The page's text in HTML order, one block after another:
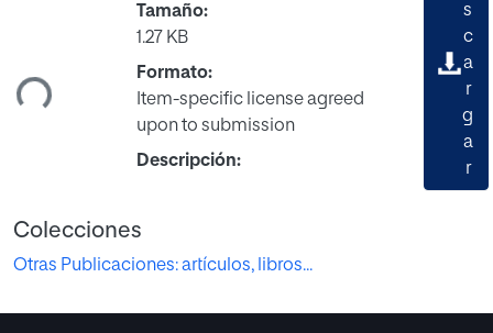
Tamaño:
1.27 KB
Formato:
Item-specific license agreed
upon to submission
Descripción:
s
c
a
r
g
a
r
Colecciones
Otras Publicaciones: artículos, libros...